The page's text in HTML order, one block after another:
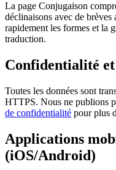
La page Conjugaison
déclinaisons avec de
rapidement les formes et la
traduction.
Confidentialité et
Toutes les données sont
HTTPS. Nous ne publions
de confidentialité pour plus
Applications
(iOS/Android)